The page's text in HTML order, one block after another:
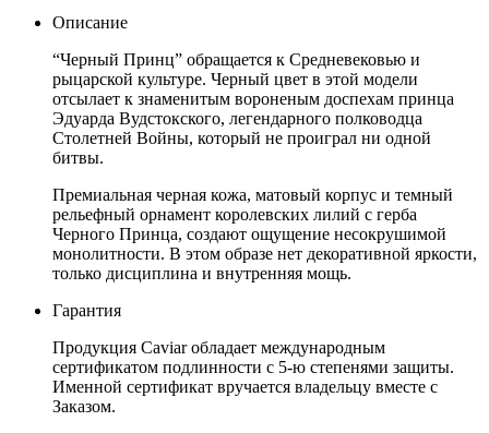
Описание
“Черный Принц” обращается к Средневековью и
рыцарской культуре. Черный цвет в этой модели
отсылает к знаменитым вороненым доспехам принца
Эдуарда Вудстокского, легендарного полководца
Столетней Войны, который не проиграл ни одной
битвы.
Премиальная черная кожа, матовый корпус и темный
рельефный орнамент королевских лилий с герба
Черного Принца, создают ощущение несокрушимой
монолитности. В этом образе нет декоративной яркости,
только дисциплина и внутренняя мощь.
Гарантия
Продукция Caviar обладает международным
сертификатом подлинности с 5-ю степенями защиты.
Именной сертификат вручается владельцу вместе с
Заказом.